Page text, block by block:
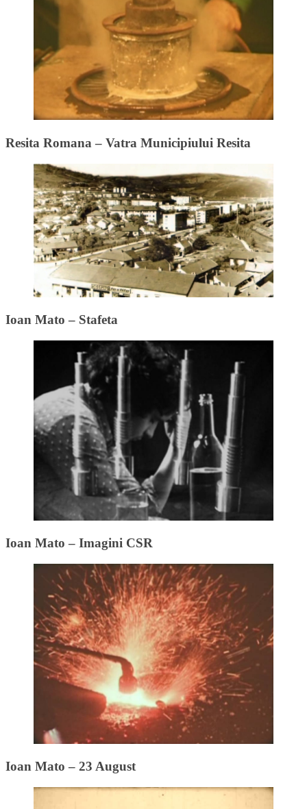
Resita Romana – Vatra Municipiului Resita
Ioan Mato – Stafeta
Ioan Mato – Imagini CSR
Ioan Mato – 23 August